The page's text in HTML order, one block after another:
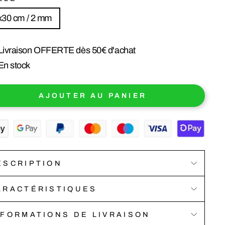
cm / 2 mm
OFFERTE dès 50€ d'achat
stock
AJOUTER AU PANIER
DE LIVRAISON